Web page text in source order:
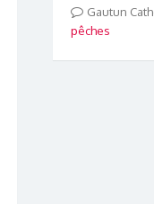
Gautun
pêches